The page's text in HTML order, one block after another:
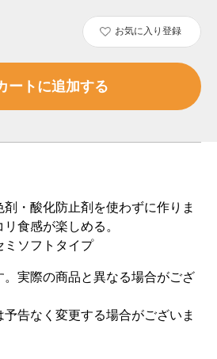
お気に入り登録
・酸化防止剤を使わずに作りま
食感が楽しめる。
ミソフトタイプ
実際の商品と異なる場合がござ
告なく変更する場合がございま